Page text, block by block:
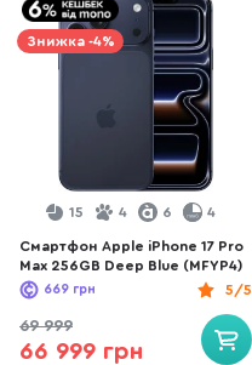
Знижка -4%
15 4 6 4
Смартфон Apple iPhone 17 Pro
Max 256GB Deep Blue (MFYP4)
5/5
669 грн
69 999
66 999 грн